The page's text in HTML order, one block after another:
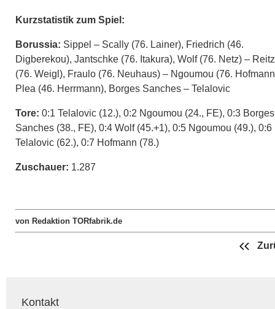
Kurzstatistik zum Spiel:
Borussia: Sippel – Scally (76. Lainer), Friedrich (46.
Digberekou), Jantschke (76. Itakura), Wolf (76. Netz) – Reitz
(76. Weigl), Fraulo (76. Neuhaus) – Ngoumou (76.
Plea (46. Herrmann), Borges Sanches – Telalovic
Tore: 0:1 Telalovic (12.), 0:2 Ngoumou (24., FE), 0:3 Borges
Sanches (38., FE), 0:4 Wolf (45.+1), 0:5 Ngoumou (49.), 0:6
Telalovic (62.), 0:7 Hofmann (78.)
Zuschauer: 1.287
von Redaktion TORfabrik.de
Kontakt